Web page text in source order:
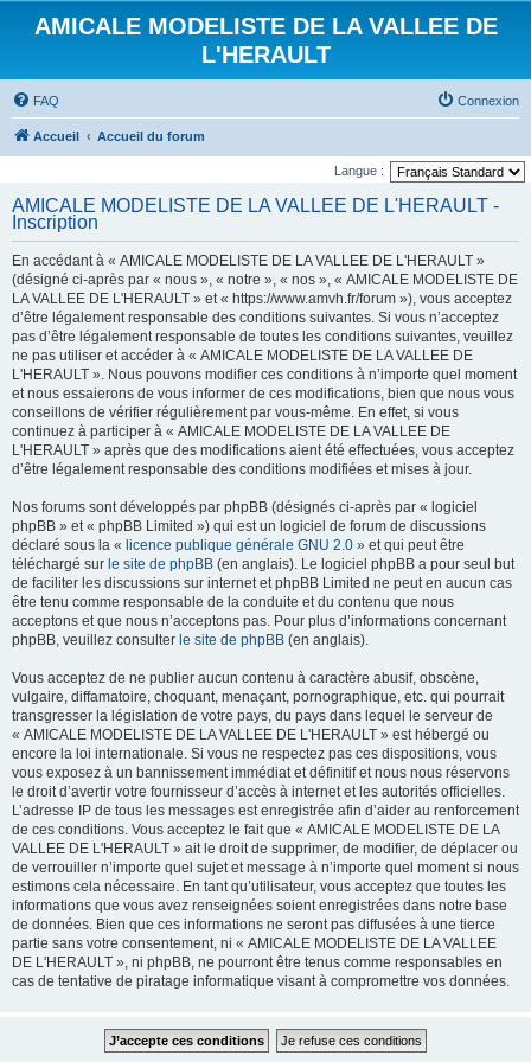
AMICALE MODELISTE DE LA VALLEE DE
L'HERAULT
FAQ Connexion
Accueil Accueil du forum
Langue :
AMICALE MODELISTE DE LA VALLEE DE L'HERAULT -
Inscription
En accédant à « AMICALE MODELISTE DE LA VALLEE DE L'HERAULT »
(désigné ci-après par « nous », « notre », « nos », « AMICALE MODELISTE DE
LA VALLEE DE L'HERAULT » et « https://www.amvh.fr/forum »), vous acceptez
d’être légalement responsable des conditions suivantes. Si vous n’acceptez
pas d’être légalement responsable de toutes les conditions suivantes, veuillez
ne pas utiliser et accéder à « AMICALE MODELISTE DE LA VALLEE DE
L'HERAULT ». Nous pouvons modifier ces conditions à n’importe quel moment
et nous essaierons de vous informer de ces modifications, bien que nous vous
conseillons de vérifier régulièrement par vous-même. En effet, si vous
continuez à participer à « AMICALE MODELISTE DE LA VALLEE DE
L'HERAULT » après que des modifications aient été effectuées, vous acceptez
d’être légalement responsable des conditions modifiées et mises à jour.
Nos forums sont développés par phpBB (désignés ci-après par « logiciel
phpBB » et « phpBB Limited ») qui est un logiciel de forum de discussions
déclaré sous la « licence publique générale GNU 2.0 » et qui peut être
téléchargé sur le site de phpBB (en anglais). Le logiciel phpBB a pour seul but
de faciliter les discussions sur internet et phpBB Limited ne peut en aucun cas
être tenu comme responsable de la conduite et du contenu que nous
acceptons et que nous n’acceptons pas. Pour plus d’informations concernant
phpBB, veuillez consulter le site de phpBB (en anglais).
Vous acceptez de ne publier aucun contenu à caractère abusif, obscène,
vulgaire, diffamatoire, choquant, menaçant, pornographique, etc. qui pourrait
transgresser la législation de votre pays, du pays dans lequel le serveur de
« AMICALE MODELISTE DE LA VALLEE DE L'HERAULT » est hébergé ou
encore la loi internationale. Si vous ne respectez pas ces dispositions, vous
vous exposez à un bannissement immédiat et définitif et nous nous réservons
le droit d’avertir votre fournisseur d’accès à internet et les autorités officielles.
L’adresse IP de tous les messages est enregistrée afin d’aider au renforcement
de ces conditions. Vous acceptez le fait que « AMICALE MODELISTE DE LA
VALLEE DE L'HERAULT » ait le droit de supprimer, de modifier, de déplacer ou
de verrouiller n’importe quel sujet et message à n’importe quel moment si nous
estimons cela nécessaire. En tant qu’utilisateur, vous acceptez que toutes les
informations que vous avez renseignées soient enregistrées dans notre base
de données. Bien que ces informations ne seront pas diffusées à une tierce
partie sans votre consentement, ni « AMICALE MODELISTE DE LA VALLEE
DE L'HERAULT », ni phpBB, ne pourront être tenus comme responsables en
cas de tentative de piratage informatique visant à compromettre vos données.